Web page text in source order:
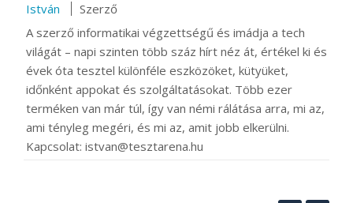
István
Szerző
A szerző informatikai végzettségű és imádja a tech
világát – napi szinten több száz hírt néz át, értékel ki és
évek óta tesztel különféle eszközöket, kütyüket,
időnként appokat és szolgáltatásokat. Több ezer
terméken van már túl, így van némi rálátása arra, mi az,
ami tényleg megéri, és mi az, amit jobb elkerülni.
Kapcsolat: istvan@tesztarena.hu